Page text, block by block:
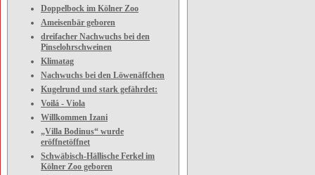
Doppelbock im Kölner Zoo
Ameisenbär geboren
dreifacher Nachwuchs bei den
Pinselohrschweinen
Klimatag
Nachwuchs bei den Löwenäffchen
Kugelrund und stark gefährdet:
Voilá - Viola
Willkommen Izani
„Villa Bodinus“ wurde
eröffnetöffnet
Schwäbisch-Hällische Ferkel im
Kölner Zoo geboren